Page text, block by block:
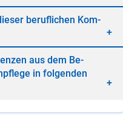
be­ruf­li­chen Kom­
aus dem Be­
in fol­gen­den